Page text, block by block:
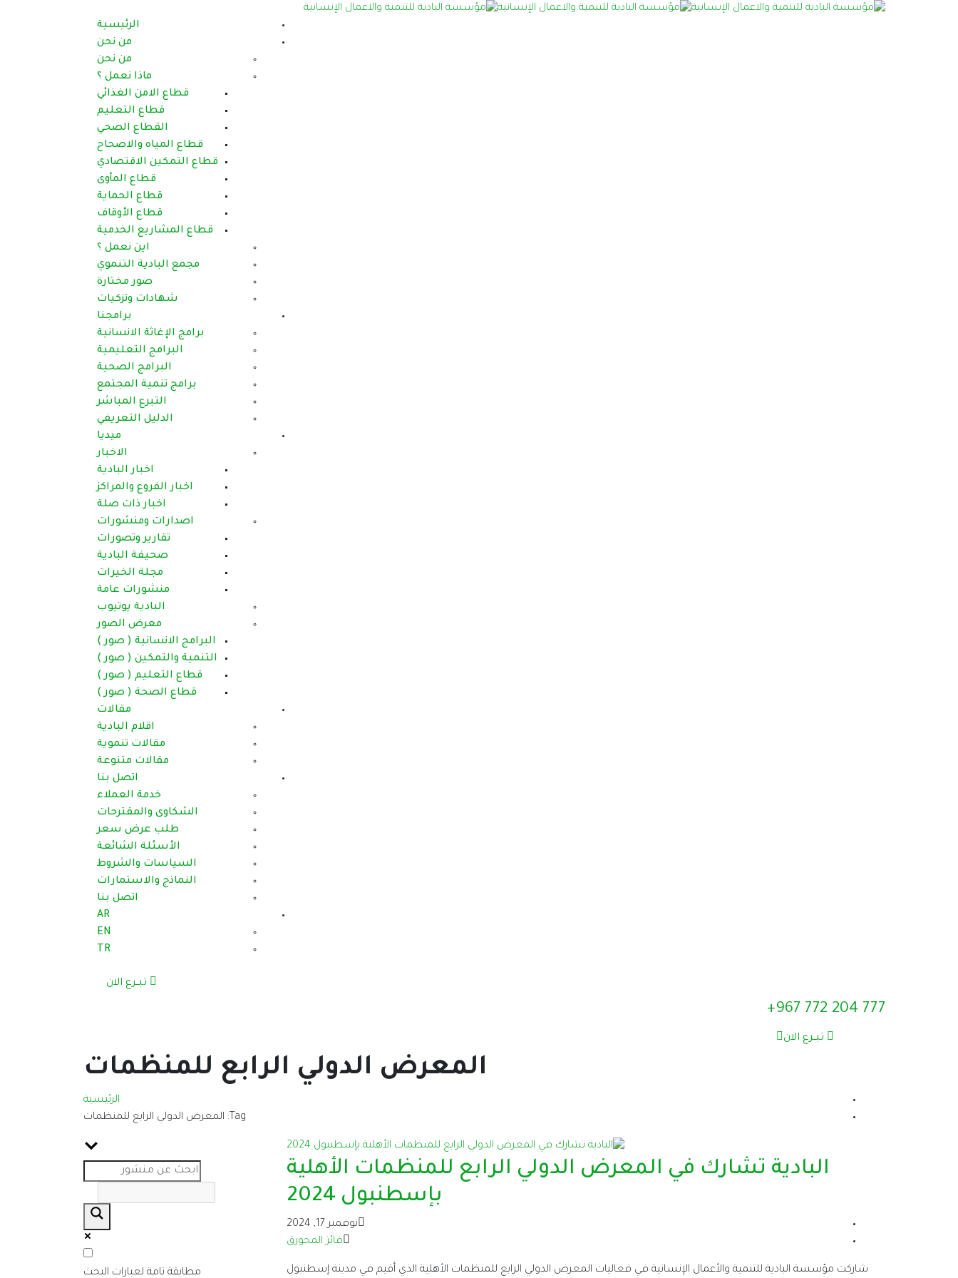
الرئيسية
من نحن
من نحن
ماذا نعمل ؟
قطاع الامن الغذائي
قطاع التعليم
القطاع الصحي
قطاع المياه والاصحاح
قطاع التمكين الاقتصادي
قطاع المأوى
قطاع الحماية
قطاع الأوقاف
قطاع المشاريع الخدمية
اين نعمل ؟
مجمع البادية التنموي
صور مختارة
شهادات وتزكيات
برامجنا
برامج الإغاثة الانسانية
البرامج التعليمية
البرامج الصحية
برامج تنمية المجتمع
التبرع المباشر
الدليل التعريفي
ميديا
الاخبار
اخبار البادية
اخبار الفروع والمراكز
اخبار ذات صلة
اصدارات ومنشورات
تقارير وتصورات
صحيفة البادية
مجلة الخيرات
منشورات عامة
البادية يوتيوب
معرض الصور
البرامج الانسانية ( صور )
التنمية والتمكين ( صور )
قطاع التعليم ( صور )
قطاع الصحة ( صور )
مقالات
اقلام البادية
مقالات تنموية
مقالات متنوعة
اتصل بنا
خدمة العملاء
الشكاوى والمقترحات
طلب عرض سعر
الأسئلة الشائعة
السياسات والشروط
النماذج والاستمارات
اتصل بنا
AR
EN
TR
تبــرع الان
777 204 772 967+
تبــرع الان
المعرض الدولي الرابع للمنظمات
الرئيسية
Tag: المعرض الدولي الرابع للمنظمات
البادية تشارك في المعرض الدولي الرابع للمنظمات الأهلية
بإسطنبول 2024
نوفمبر 17, 2024
فائز المحورق
شاركت مؤسسة البادية للتنمية والأعمال الإنسانية في فعاليات المعرض الدولي الرابع للمنظمات الأهلية الذي أقيم في مدينة إسطنبول مطابقة تامة لعبارات البحث